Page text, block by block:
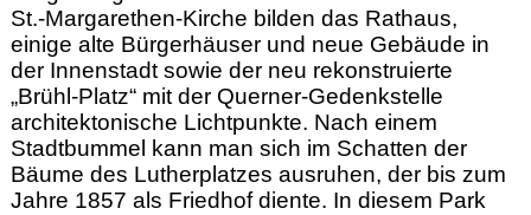
St.-Margarethen-Kirche bilden das Rathaus,
einige alte Bürgerhäuser und neue Gebäude in
der Innenstadt sowie der neu rekonstruierte
„Brühl-Platz“ mit der Querner-Gedenkstelle
architektonische Lichtpunkte. Nach einem
Stadtbummel kann man sich im Schatten der
Bäume des Lutherplatzes ausruhen, der bis zum
Jahre 1857 als Friedhof diente. In diesem Park